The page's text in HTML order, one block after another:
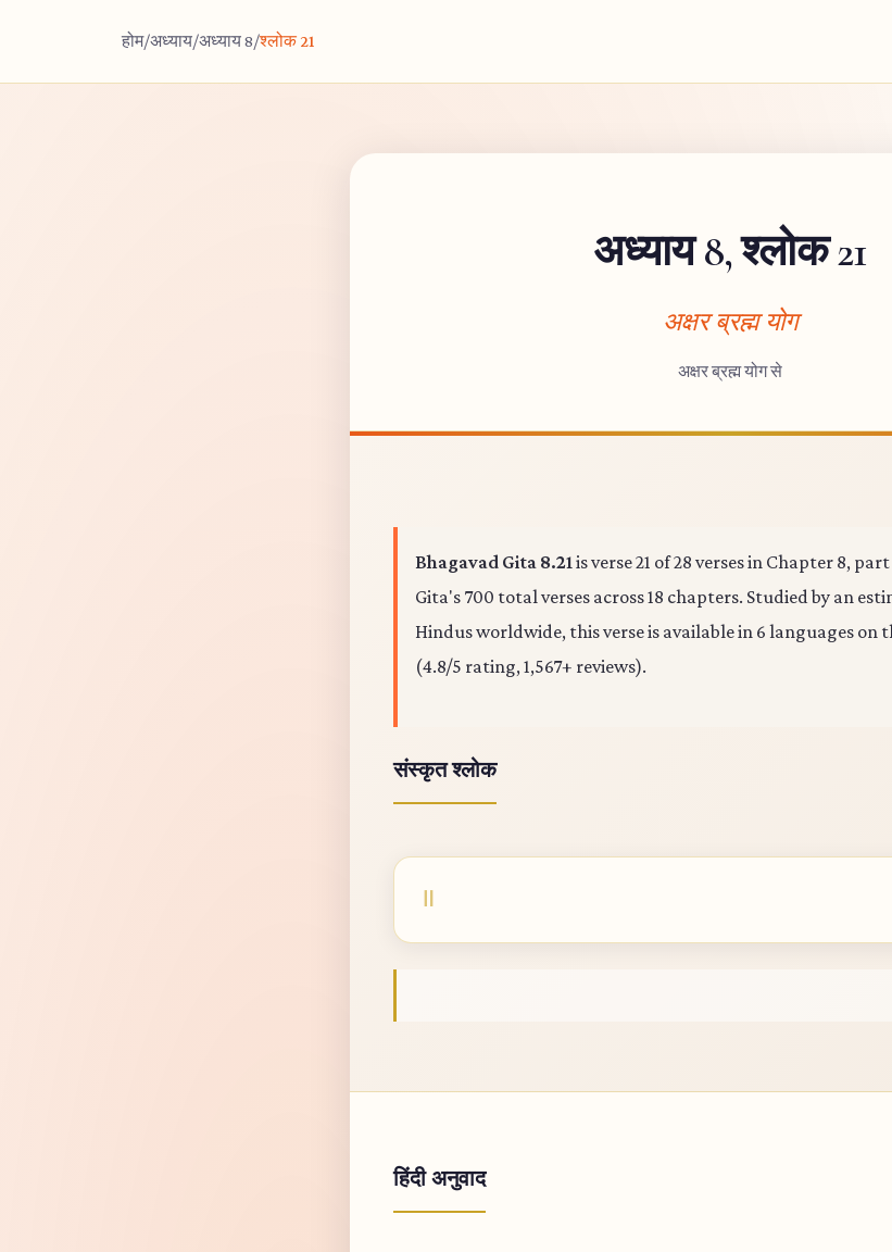
होम/अध्याय/अध्याय 8/श्लोक 21
अध्याय 8, श्लोक 21
अक्षर ब्रह्म योग
अक्षर ब्रह्म योग से
Bhagavad Gita 8.21is verse 21 of 28 verses in Chapter 8,
Gita's 700 total verses across 18 chapters. Studied by an
Hindus worldwide, this verse is available in 6 languages on
(4.8/5 rating, 1,567+ reviews).
संस्कृत श्लोक
हिंदी अनुवाद